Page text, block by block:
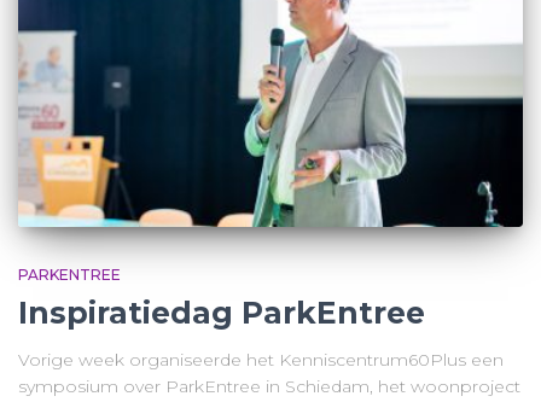
PARKENTREE
Inspiratiedag ParkEntree
Vorige week organiseerde het Kenniscentrum60Plus een
symposium over ParkEntree in Schiedam, het woonproject